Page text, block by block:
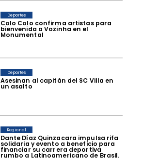
Colo Colo confirma artistas para
bienvenida a Vozinha en el
Monumental
Deportes
Asesinan al capitán del SC Villa en
un asalto
Deportes
Dante Díaz Quinzacara impulsa rifa
solidaria y evento a beneficio para
financiar su carrera deportiva
rumbo a Latinoamericano de Brasil.
Regional